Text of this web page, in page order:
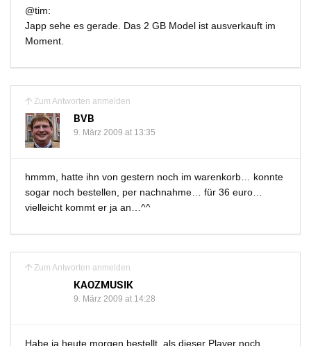
@tim:
Japp sehe es gerade. Das 2 GB Model ist ausverkauft im
Moment.
Zum Antworten anmelden
BVB
9. März 2009 at 13:35
hmmm, hatte ihn von gestern noch im warenkorb… konnte
sogar noch bestellen, per nachnahme… für 36 euro…
vielleicht kommt er ja an…^^
Zum Antworten anmelden
KAOZMUSIK
9. März 2009 at 14:28
Habe ja heute morgen bestellt, als dieser Player noch